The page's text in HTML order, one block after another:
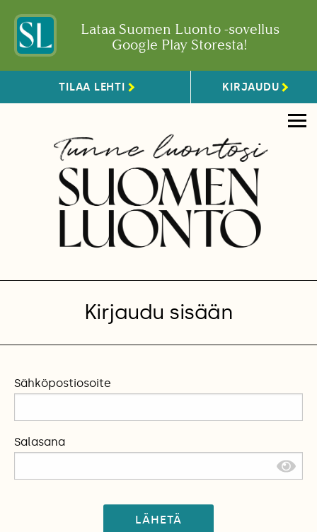
Lataa Suomen Luonto -sovellus
Google Play Storesta!
TILAA LEHTI KIRJAUDU
Kirjaudu sisään
Sähköpostiosoite
Salasana
LÄHETÄ